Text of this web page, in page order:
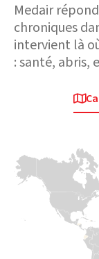
Medair
chroniques
intervient là
: santé, abris,
Plus de 800 000
personnes tentent
de fuir leur pays en
passant par la
frontière. Le
soutien aux
réfugiés étant
limité, Medair est
sur le terrain pour
apporter une aide
